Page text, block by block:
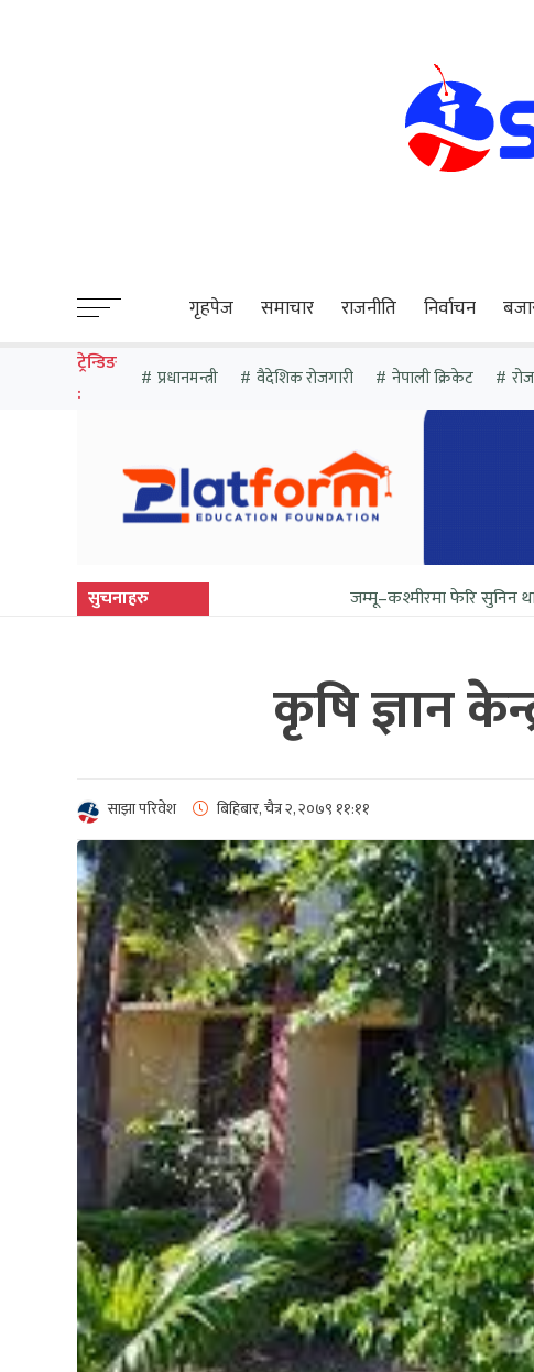
गृहपेज समाचार राजनीति निर्वाचन
ट्रेन्डिङ
:
प्रधानमन्त्री वैदेशिक रोजगारी नेपाली क्रिकेट
सुचनाहरु जम्मू–कश्मीरमा फेरि सुनिन थाल्यो गोली र
कृषि ज्ञान
साझा परिवेश बिहिबार, चैत्र २, २०७९ ११:११